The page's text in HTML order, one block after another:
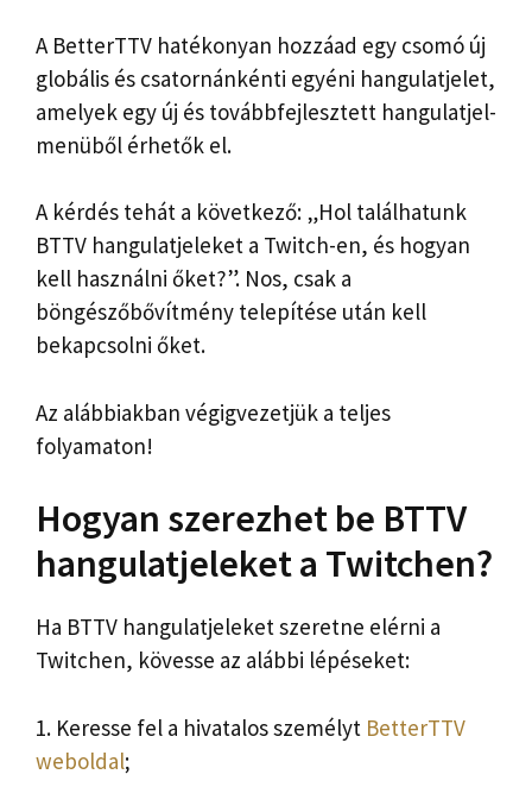
A BetterTTV hatékonyan hozzáad egy csomó új
globális és csatornánkénti egyéni hangulatjelet,
amelyek egy új és továbbfejlesztett hangulatjel-
menüből érhetők el.
A kérdés tehát a következő: „Hol találhatunk
BTTV hangulatjeleket a Twitch-en, és hogyan
kell használni őket?”. Nos, csak a
böngészőbővítmény telepítése után kell
bekapcsolni őket.
Az alábbiakban végigvezetjük a teljes
folyamaton!
Hogyan szerezhet be BTTV
hangulatjeleket a Twitchen?
Ha BTTV hangulatjeleket szeretne elérni a
Twitchen, kövesse az alábbi lépéseket:
1. Keresse fel a hivatalos személyt BetterTTV
weboldal;